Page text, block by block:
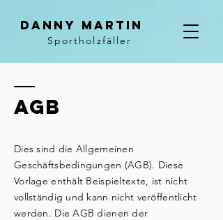
Danny Martin
Sportholzfäller
AGB
Dies sind die Allgemeinen
Geschäftsbedingungen (AGB). Diese
Vorlage enthält Beispieltexte, ist nicht
vollständig und kann nicht veröffentlicht
werden. Die AGB dienen der